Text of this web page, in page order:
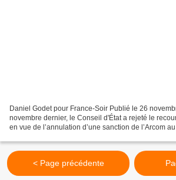
Daniel Godet pour France-Soir Publié le 26
novembre dernier, le Conseil d'État a rejeté le
en vue de l’annulation d’une sanction de l’Arcom
< Page précédente